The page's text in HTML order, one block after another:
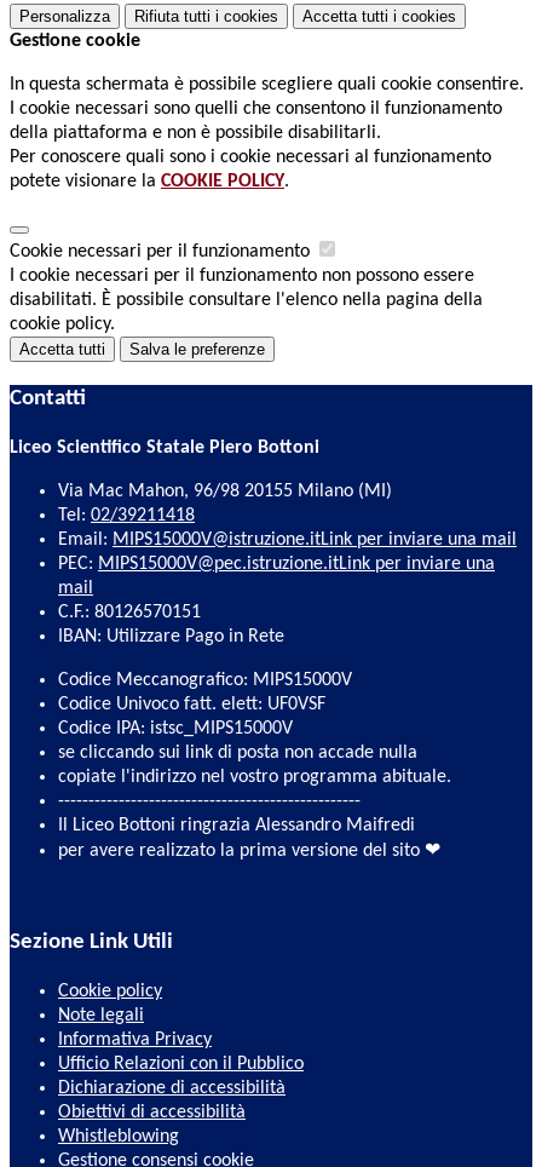
Personalizza Rifiuta tutti i cookies Accetta tutti i cookies
Gestione cookie
In questa schermata è possibile scegliere quali cookie consentire.
I cookie necessari sono quelli che consentono il funzionamento
della piattaforma e non è possibile disabilitarli.
Per conoscere quali sono i cookie necessari al funzionamento
potete visionare la COOKIE POLICY.
Cookie necessari per il funzionamento
I cookie necessari per il funzionamento non possono essere
disabilitati. È possibile consultare l'elenco nella pagina della
cookie policy.
Accetta tutti Salva le preferenze
Contatti
Liceo Scientifico Statale Piero Bottoni
Via Mac Mahon, 96/98 20155 Milano (MI)
Tel: 02/39211418
Email: MIPS15000V@istruzione.itLink per inviare una mail
PEC: MIPS15000V@pec.istruzione.itLink per inviare una
mail
C.F.: 80126570151
IBAN: Utilizzare Pago in Rete
Codice Meccanografico: MIPS15000V
Codice Univoco fatt. elett: UF0VSF
Codice IPA: istsc_MIPS15000V
se cliccando sui link di posta non accade nulla
copiate l'indirizzo nel vostro programma abituale.
--------------------------------------------------
Il Liceo Bottoni ringrazia Alessandro Maifredi
per avere realizzato la prima versione del sito ❤
Sezione Link Utili
Cookie policy
Note legali
Informativa Privacy
Ufficio Relazioni con il Pubblico
Dichiarazione di accessibilità
Obiettivi di accessibilità
Whistleblowing
Gestione consensi cookie